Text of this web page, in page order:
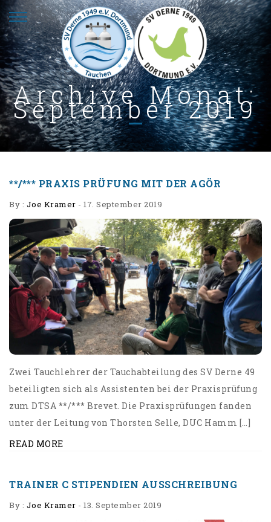
Archive Monat:
September 2019
**/*** PRAXIS PRÜFUNG MIT DER AGÖR
By : Joe Kramer - 17. September 2019
Zwei Tauchlehrer der Tauchabteilung des SV Derne 49
beteiligten sich als Assistenten bei der Praxisprüfung
zum DTSA **/*** Brevet. Die Praxisprüfungen fanden
unter der Leitung von Thorsten Selle, DUC Hamm […]
READ MORE
TRAINER C STIPENDIEN AUSSCHREIBUNG
By : Joe Kramer - 13. September 2019